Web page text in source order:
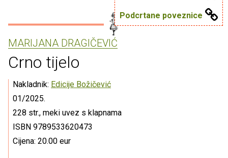
Podcrtane poveznice
MARIJANA DRAGIČEVIĆ
Crno tijelo
Nakladnik: Edicije Božičević
01/2025.
228 str., meki uvez s klapnama
ISBN 9789533620473
Cijena: 20.00 eur